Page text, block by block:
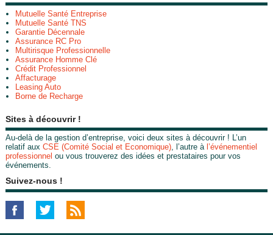
Mutuelle Santé Entreprise
Mutuelle Santé TNS
Garantie Décennale
Assurance RC Pro
Multirisque Professionnelle
Assurance Homme Clé
Crédit Professionnel
Affacturage
Leasing Auto
Borne de Recharge
Sites à découvrir !
Au-delà de la gestion d’entreprise, voici deux sites à découvrir ! L’un
relatif aux CSE (Comité Social et Economique), l’autre à l’événementiel
professionnel ou vous trouverez des idées et prestataires pour vos
événements.
Suivez-nous !